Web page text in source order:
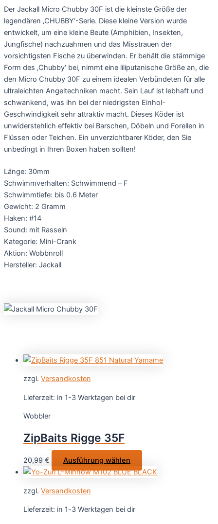
Der Jackall Micro Chubby 30F ist die kleinste Größe der
legendären ‚CHUBBY‘-Serie. Diese kleine Version wurde
entwickelt, um eine kleine Beute (Amphibien, Insekten,
Jungfische) nachzuahmen und das Misstrauen der
vorsichtigsten Fische zu überwinden. Er behält die stämmige
Form des ‚Chubby‘ bei, nimmt eine liliputanische Größe an, die
den Micro Chubby 30F zu einem idealen Verbündeten für alle
ultraleichten Angeltechniken macht. Sein Lauf ist lebhaft und
schwankend, was ihn bei der niedrigsten Einhol-
Geschwindigkeit sehr attraktiv macht. Dieses Köder ist
unwiderstehlich effektiv bei Barschen, Döbeln und Forellen in
Flüssen oder Teichen. Ein unverzichtbarer Köder, den Sie
unbedingt in Ihren Boxen haben sollten!
Länge: 30mm
Schwimmverhalten: Schwimmend – F
Schwimmtiefe: bis 0.6 Meter
Gewicht: 2 Gramm
Haken: #14
Sound: mit Rasseln
Kategorie: Mini-Crank
Aktion: Wobbnroll
Hersteller: Jackall
zzgl. Versandkosten
Lieferzeit: in 1-3 Werktagen bei dir
Wobbler
ZipBaits Rigge 35F
20,99 € Ausführung wählen
Produkt
zzgl. Versandkosten
Lieferzeit: in 1-3 Werktagen bei dir